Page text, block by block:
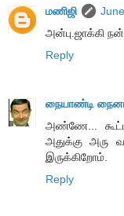
மணிஜி
அன்பு.ஜாக்கி
Reply
நையாண்டி
அண்ணே...
அதுக்கு அரு
இருக்கிறோம்.
Reply